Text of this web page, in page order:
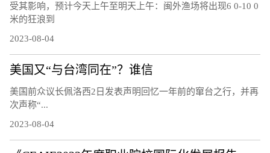
受其影响，预计今天上午至明天上午：闽外渔场将出现6 0-10 0
米的狂浪到
2023-08-04
美国又“与台湾同在”？谁信
美国前众议长佩洛西2日发表声明回忆一年前的窜台之行，并再
次声称“...
2023-08-04